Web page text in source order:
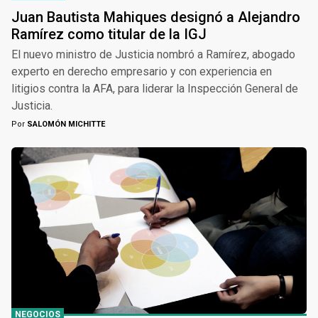
Juan Bautista Mahiques designó a Alejandro
Ramírez como titular de la IGJ
El nuevo ministro de Justicia nombró a Ramírez, abogado
experto en derecho empresario y con experiencia en
litigios contra la AFA, para liderar la Inspección General de
Justicia.
Por SALOMÓN MICHITTE
NEGOCIOS